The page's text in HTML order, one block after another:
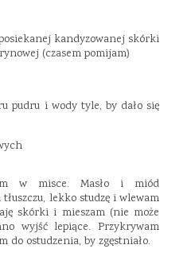
kandyzowanej skórki
(czasem pomijam)
pudru i wody tyle, by dało się
w misce. Masło i miód
lekko studzę i wlewam
skórki i mieszam (nie może
wyjść lepiące. Przykrywam
do ostudzenia, by zgęstniało.